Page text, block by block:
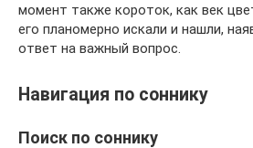
момент также короток, как век
его планомерно искали и нашли,
ответ на важный вопрос.
Навигация по соннику
Поиск по соннику